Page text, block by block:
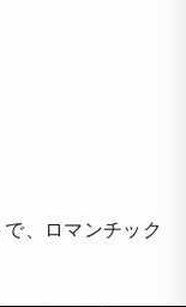
、ロマンチック